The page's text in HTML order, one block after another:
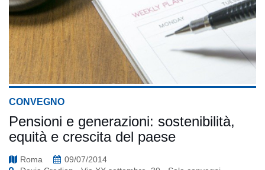
CONVEGNO
Pensioni e generazioni: sostenibilità,
equità e crescita del paese
Roma
09/07/2014